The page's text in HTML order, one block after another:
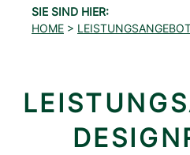
SIE SIND HIER:
HOME >